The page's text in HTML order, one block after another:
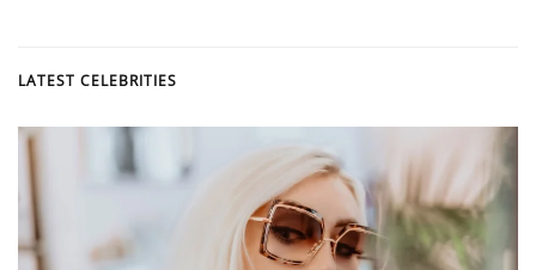
LATEST CELEBRITIES